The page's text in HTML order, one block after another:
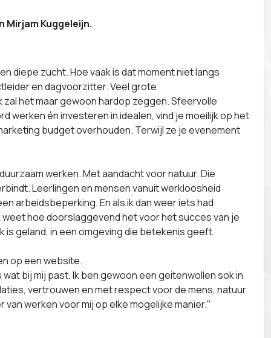
Wie zijn wij
Contact
Kuggeleijn.
diepe zucht. Hoe vaak is dat moment niet langs
en dagvoorzitter. Veel grote
het maar gewoon hardop zeggen. Sfeervolle
werken én investeren in idealen, vind je moeilijk op het
budget overhouden. Terwijl ze je evenement
werken. Met aandacht voor natuur. Die
Leerlingen en mensen vanuit werkloosheid
arbeidsbeperking. En als ik dan weer iets had
weet hoe doorslaggevend het voor het succes van je
is geland, in een omgeving die betekenis geeft.
op een website.
bij mij past. Ik ben gewoon een geitenwollen sok in
vertrouwen en met respect voor de mens, natuur
werken voor mij op elke mogelijke manier."